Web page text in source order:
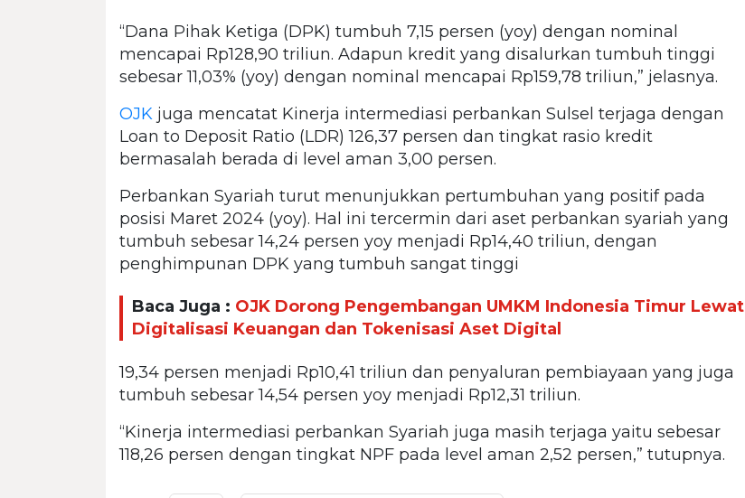
“Dana Pihak Ketiga (DPK) tumbuh 7,15 persen (yoy) dengan nominal
mencapai Rp128,90 triliun. Adapun kredit yang disalurkan tumbuh tinggi
sebesar 11,03% (yoy) dengan nominal mencapai Rp159,78 triliun,” jelasnya.
OJK juga mencatat Kinerja intermediasi perbankan Sulsel terjaga dengan
Loan to Deposit Ratio (LDR) 126,37 persen dan tingkat rasio kredit
bermasalah berada di level aman 3,00 persen.
Perbankan Syariah turut menunjukkan pertumbuhan yang positif pada
posisi Maret 2024 (yoy). Hal ini tercermin dari aset perbankan syariah yang
tumbuh sebesar 14,24 persen yoy menjadi Rp14,40 triliun, dengan
penghimpunan DPK yang tumbuh sangat tinggi
Baca Juga : OJK Dorong Pengembangan UMKM Indonesia Timur Lewat
Digitalisasi Keuangan dan Tokenisasi Aset Digital
19,34 persen menjadi Rp10,41 triliun dan penyaluran pembiayaan yang juga
tumbuh sebesar 14,54 persen yoy menjadi Rp12,31 triliun.
“Kinerja intermediasi perbankan Syariah juga masih terjaga yaitu sebesar
118,26 persen dengan tingkat NPF pada level aman 2,52 persen,” tutupnya.